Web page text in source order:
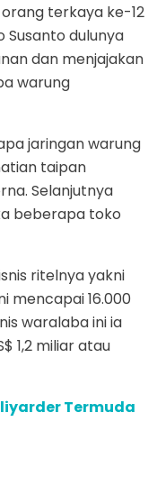
terkaya ke-12
Susanto dulunya
dan menjajakan
warung
jaringan warung
taipan
Selanjutnya
beberapa toko
ritelnya yakni
mencapai 16.000
waralaba ini ia
1,2 miliar atau
Termuda